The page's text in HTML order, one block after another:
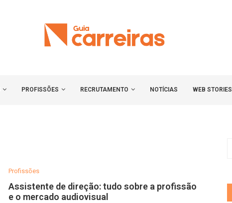
PROFISSÕES RECRUTAMENTO NOTÍCIAS WEB STORIES
Profissões
Assistente de direção: tudo sobre a profissão
e o mercado audiovisual